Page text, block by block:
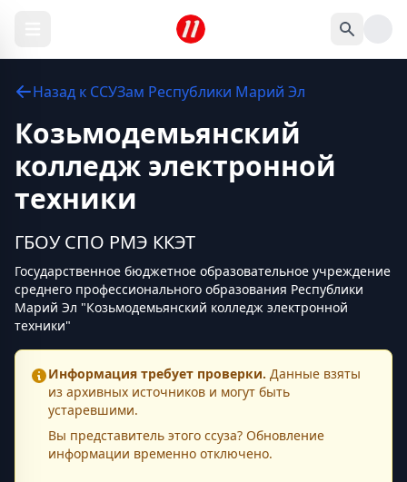
Назад к ССУЗам Республики Марий Эл
Козьмодемьянский
колледж электронной
техники
ГБОУ СПО РМЭ ККЭТ
Государственное бюджетное образовательное учреждение
среднего профессионального образования Республики
Марий Эл "Козьмодемьянский колледж электронной
техники"
Информация требует проверки. Данные взяты
из архивных источников и могут быть
устаревшими.
Вы представитель этого ссуза? Обновление
информации временно отключено.